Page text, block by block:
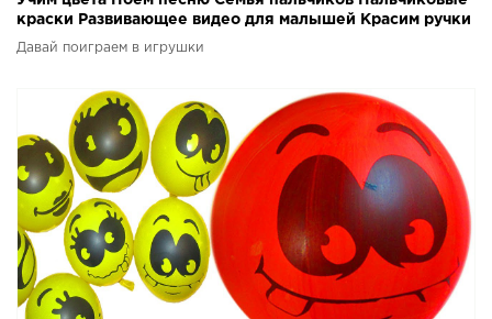
краски Развивающее видео для малышей Красим ручки
Давай поиграем в игрушки